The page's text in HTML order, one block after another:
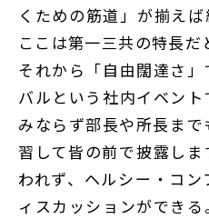
くための筋道」が揃えば
ここは第一三共の特長だ
それから「自由闊達さ
バルという社内イベン
みならず部長や所長ま
習して皆の前で披露し
われず、ヘルシー・コ
ィスカッションができ